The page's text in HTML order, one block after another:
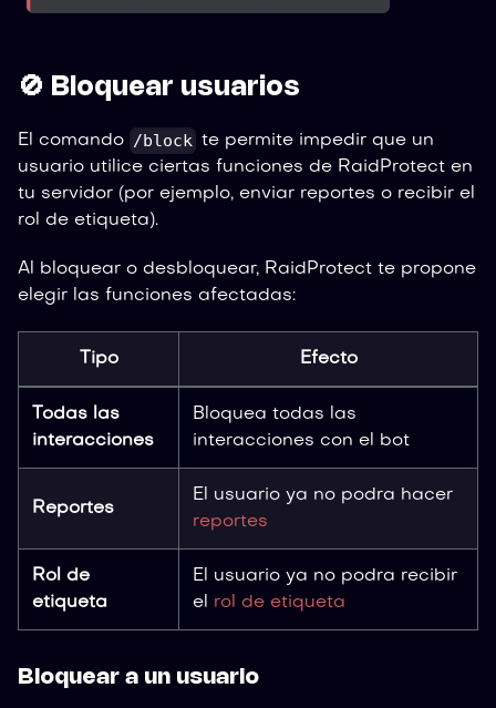
🚫 Bloquear usuarios
El comando /block te permite impedir que un
usuario utilice ciertas funciones de RaidProtect en
tu servidor (por ejemplo, enviar reportes o recibir el
rol de etiqueta).
Al bloquear o desbloquear, RaidProtect te propone
elegir las funciones afectadas:
Tipo Efecto
Todas las
interacciones
Bloquea todas las
interacciones con el bot
Reportes
El usuario ya no podra hacer
reportes
Rol de
etiqueta
El usuario ya no podra recibir
el rol de etiqueta
Bloquear a un usuario